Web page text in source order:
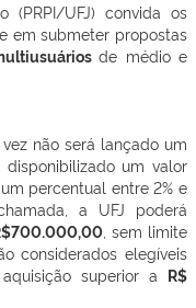
(PRPI/UFJ) convida os
em submeter propostas
de médio e
não será lançado um
um valor
percentual entre 2% e
a UFJ poderá
, sem limite
considerados elegíveis
superior a R$